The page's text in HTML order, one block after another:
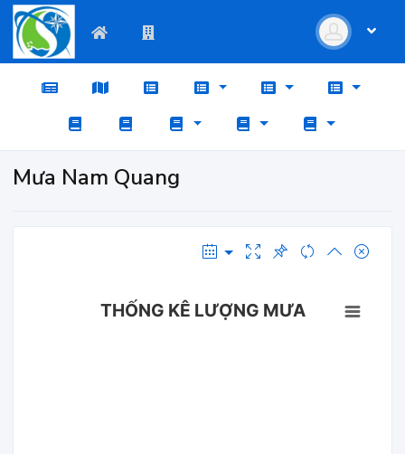
Mưa Nam Quang
THỐNG KÊ LƯỢNG MƯA